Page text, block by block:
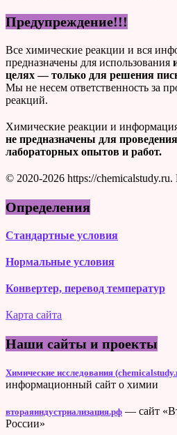
Предупреждение!!!
Все химические реакции и вся
предназначены для использования
целях — только для решения
Мы не несем ответственность за
реакций.
Химические реакции и
не предназначены для
лабораторных опытов и работ.
© 2020-2026 https://
Определения
Стандартные условия
Нормальные условия
Конвертер, перевод температур
Карта сайта
Наши сайты и проекты
Химические исследования
информационный сайт о химии
втораяиндустриализация.рф — сайт
России»